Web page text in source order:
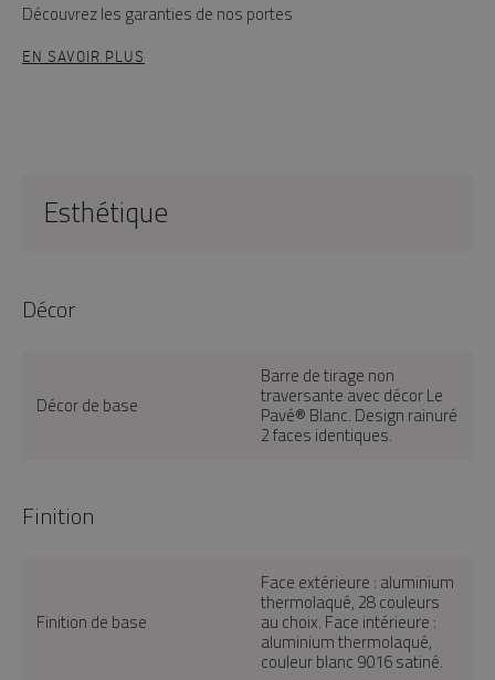
Découvrez les garanties de nos portes
EN SAVOIR PLUS
Esthétique
Décor
Décor de base
Barre de tirage non
traversante avec décor Le
Pavé® Blanc. Design rainuré
2 faces identiques.
Finition
Finition de base
Face extérieure : aluminium
thermolaqué, 28 couleurs
au choix. Face intérieure :
aluminium thermolaqué,
couleur blanc 9016 satiné.